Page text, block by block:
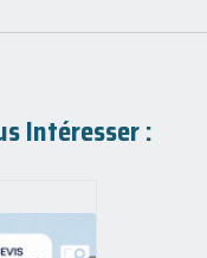
Intéresser :